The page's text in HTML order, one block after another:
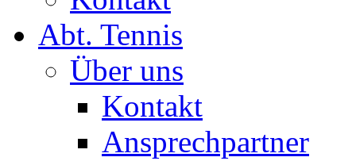
Abt. Tennis
Über uns
Kontakt
Ansprechpartner